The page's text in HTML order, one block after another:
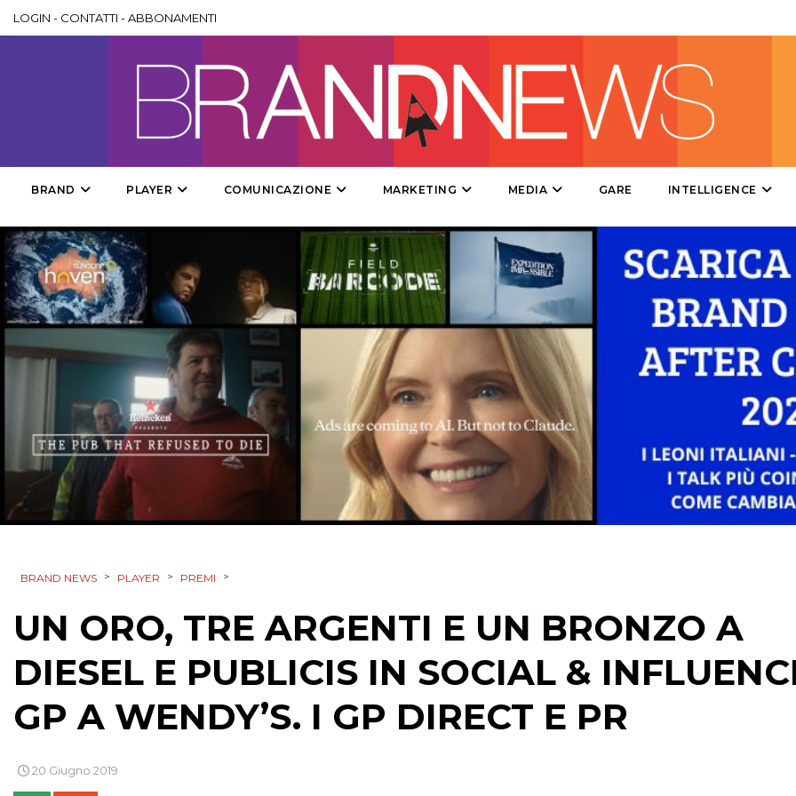
DATI
PREVISIONI/SCENARI
NORMATIVE
TREND
CASE HISTORY
OPINIONI
LOGIN - CONTATTI -ABBONAMENTI
BRAND PLAYER COMUNICAZIONE MARKETING MEDIA GARE INTELLIGENCE
BRAND NEWS > PLAYER > PREMI >
UN ORO, TRE ARGENTI E UN BRONZO A
DIESEL E PUBLICIS IN SOCIAL &
GP A WENDY’S. I GP DIRECT E PR
20 Giugno 2019